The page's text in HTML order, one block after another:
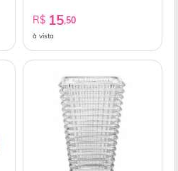
R$ 15,50
à vista